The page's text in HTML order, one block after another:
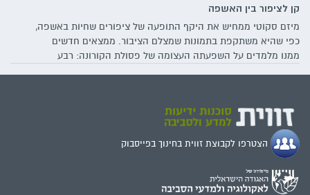
קן לציפור בין האשפה
מיזם סקוטי ממחיש את היקף התופעה של ציפורים שחיות באשפה,
כפי שהיא משתקפת בתמונות שמצלם הציבור. ממצאים חדשים
ממנו מלמדים על השפעתה העצומה של פסולת הקורונה: רבע
הצטרפו לקבוצת זווית בחינוך בפייסבוק